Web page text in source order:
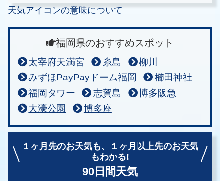
天気アイコンの意味について
福岡県のおすすめスポット
太宰府天満宮 糸島
柳川
みずほPayPayドーム福岡
櫛田神社
福岡タワー
志賀島
博多阪急
大濠公園
博多座
１ヶ月先のお天気も、
１ヶ月以上先のお天気
もわかる!
90日間天気